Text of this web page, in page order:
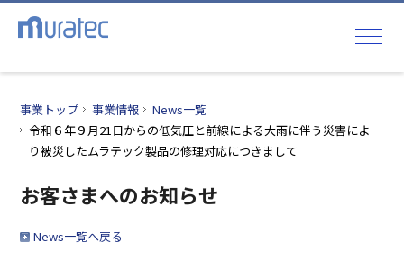
事業トップ 事業情報
News一覧
令和６年９月21日からの低気圧と前線による大雨に伴う災害によ
り被災したムラテック製品の修理対応につきまして
お客さまへのお知らせ
News一覧へ戻る